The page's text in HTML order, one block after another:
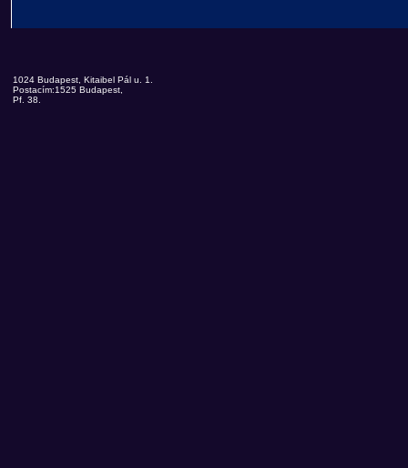
1024 Budapest, Kitaibel Pál u. 1.
Postacím:1525 Budapest,
Pf. 38.